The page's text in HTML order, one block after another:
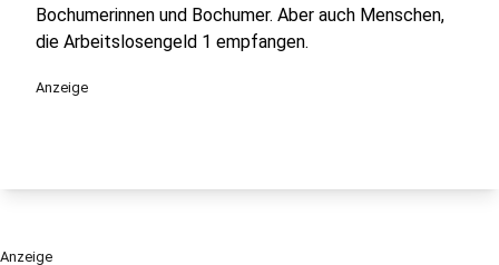
Bochumerinnen und Bochumer. Aber auch Menschen,
die Arbeitslosengeld 1 empfangen.
Anzeige
Anzeige